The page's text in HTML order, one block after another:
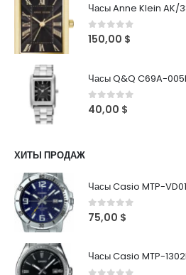
Часы Anne Klein AK/
0out of 5
150,00 $
Часы Q&Q C69A-
0 out of 5
40,00 $
ХИТЫ ПРОДАЖ
Часы Casio MTP-
0out of 5
75,00 $
Часы Casio MTP-